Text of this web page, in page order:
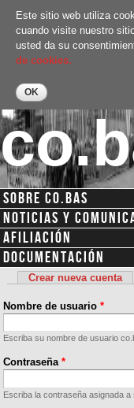
Este sitio web utiliza
cuando visite nuestro
usted da su
de cookies.
Menú secundario
SOBRE CO.BAS
NOTICIAS Y
AFILIACIÓN
DOCUMENTACIÓN
Solapas
Crear nueva cuenta
Nombre de usuario*
Escriba su nombre de usuario
Contraseña*
Escriba la contraseña asignada a